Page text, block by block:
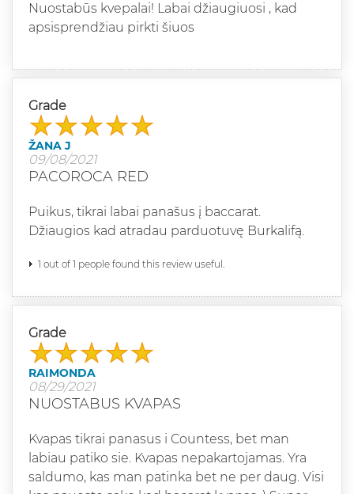
Nuostabūs kvepalai! Labai džiaugiuosi , kad
apsisprendžiau pirkti šiuos
Grade
ŽANA J
09/08/2021
PACOROCA RED
Puikus, tikrai labai panašus į baccarat.
Džiaugios kad atradau parduotuvę Burkalifą.
1 out of 1 people found this review useful.
Grade
RAIMONDA
08/29/2021
NUOSTABUS KVAPAS
Kvapas tikrai panasus i Countess, bet man
labiau patiko sie. Kvapas nepakartojamas. Yra
saldumo, kas man patinka bet ne per daug. Visi